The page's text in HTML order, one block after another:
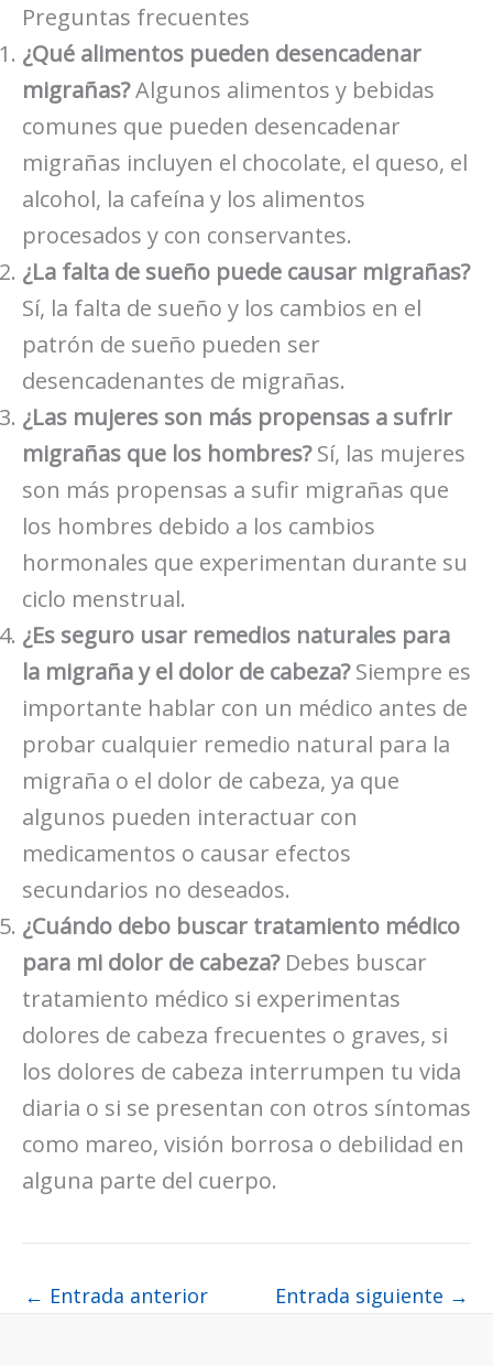
Preguntas frecuentes
¿Qué alimentos pueden desencadenar
migrañas?Algunos alimentos y bebidas
comunes que pueden desencadenar
migrañas incluyen el chocolate, el queso, el
alcohol, la cafeína y los alimentos
procesados y con conservantes.
¿La falta de sueño puede causar migrañas?
Sí, la falta de sueño y los cambios en el
patrón de sueño pueden ser
desencadenantes de migrañas.
¿Las mujeres son más propensas a sufrir
migrañas que los hombres?Sí, las mujeres
son más propensas a sufir migrañas que
los hombres debido a los cambios
hormonales que experimentan durante su
ciclo menstrual.
¿Es seguro usar remedios naturales para
la migraña y el dolor de cabeza?Siempre es
importante hablar con un médico antes de
probar cualquier remedio natural para la
migraña o el dolor de cabeza, ya que
algunos pueden interactuar con
medicamentos o causar efectos
secundarios no deseados.
¿Cuándo debo buscar tratamiento médico
para mi dolor de cabeza?Debes buscar
tratamiento médico si experimentas
dolores de cabeza frecuentes o graves, si
los dolores de cabeza interrumpen tu vida
diaria o si se presentan con otros síntomas
como mareo, visión borrosa o debilidad en
alguna parte del cuerpo.
← Entrada anterior Entrada siguiente →